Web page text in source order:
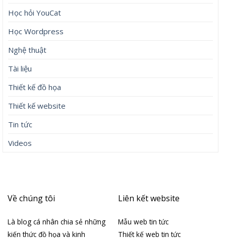
Học hỏi YouCat
Học Wordpress
Nghệ thuật
Tài liệu
Thiết kế đồ họa
Thiết kế website
Tin tức
Videos
Về chúng tôi
Là blog cá nhân chia sẻ những
kiến thức đồ họa và kinh
Liên kết website
Mẫu web tin tức
Thiết kế web tin tức